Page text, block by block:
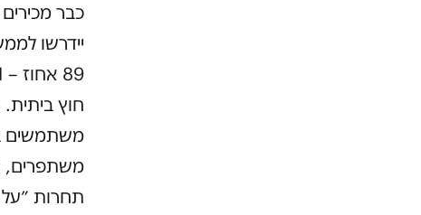
כבר
יידרשו
חוץ
משתמשים
משתפרים,
תחרות ״על